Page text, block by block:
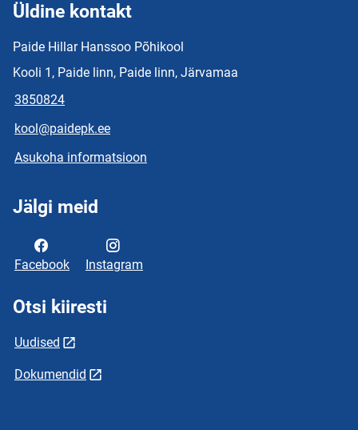
Üldine kontakt
Paide Hillar Hanssoo Põhikool
Kooli 1, Paide linn, Paide linn, Järvamaa
3850824
kool@paidepk.ee
Asukoha informatsioon
Jälgi meid
Facebook Instagram
Otsi kiiresti
Uudised
Dokumendid